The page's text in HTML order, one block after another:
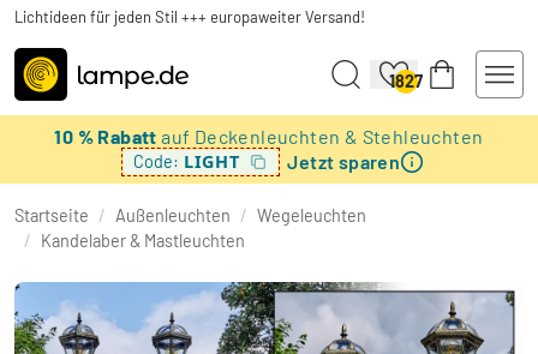
Lichtideen für jeden Stil +++ europaweiter Versand!
1827
10 % Rabattauf Deckenleuchten & Stehleuchten
Code: LIGHT Jetzt sparen
Startseite / Außenleuchten / Wegeleuchten
/ Kandelaber & Mastleuchten